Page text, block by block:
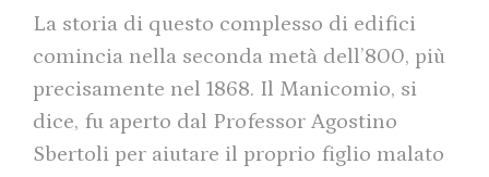
La storia di questo complesso di edifici
comincia nella seconda metà dell’800, più
precisamente nel 1868. Il Manicomio, si
dice, fu aperto dal Professor Agostino
Sbertoli per aiutare il proprio figlio malato